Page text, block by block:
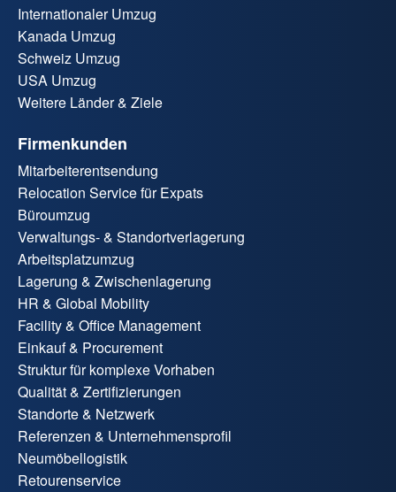
Internationaler Umzug
Kanada Umzug
Schweiz Umzug
USA Umzug
Weitere Länder & Ziele
Firmenkunden
Mitarbeiterentsendung
Relocation Service für Expats
Büroumzug
Verwaltungs- & Standortverlagerung
Arbeitsplatzumzug
Lagerung & Zwischenlagerung
HR & Global Mobility
Facility & Office Management
Einkauf & Procurement
Struktur für komplexe Vorhaben
Qualität & Zertifizierungen
Standorte & Netzwerk
Referenzen & Unternehmensprofil
Neumöbellogistik
Retourenservice